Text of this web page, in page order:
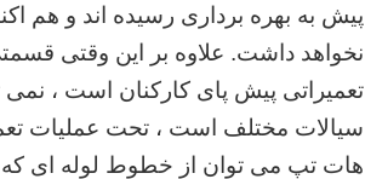
پیش به بهره برداری رسیده اند و هم
نخواهد داشت. علاوه بر این وقتی
تعمیراتی پیش پای کارکنان است ، نمی
سیالات مختلف است ، تحت عملیات
هات تپ می توان از خطوط لوله ای